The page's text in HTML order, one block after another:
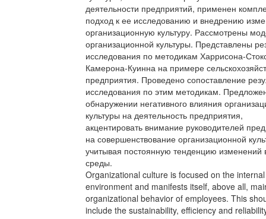
деятельности предприятий, применен
подход к ее исследованию и внедрению
организационную культуру. Рассмотрены
организационной культуры. Представлены
исследования по методикам Харрисона-
Камерона-Куинна на примере
предприятия. Проведено сопоставление
исследования по этим методикам.
обнаружении негативного влияния
культуры на деятельность предприятия,
акцентировать внимание руководителей
на совершенствование организационной
учитывая постоянную тенденцию изменений
среды.
Organizational culture is focused on the internal
environment and manifests itself, above all,
organizational behavior of employees. This
include the sustainability, efficiency and